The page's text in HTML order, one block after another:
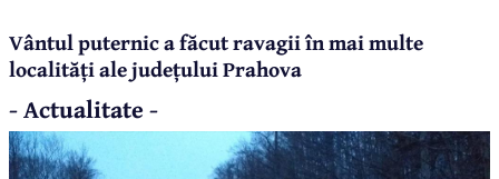
Vântul puternic a făcut ravagii în mai multe
localități ale județului Prahova
- Actualitate -